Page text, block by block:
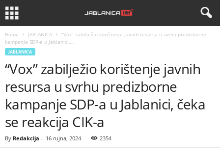
Home JABLANICA
“Vox” zabilježio korištenje javnih resursa u svrhu predizborne
kampanje SDP-a u Jablanici,...
JABLANICA
“Vox” zabilježio korištenje javnih
resursa u svrhu predizborne
kampanje SDP-a u Jablanici, čeka
se reakcija CIK-a
By Redakcija - 16 rujna, 2024 2354